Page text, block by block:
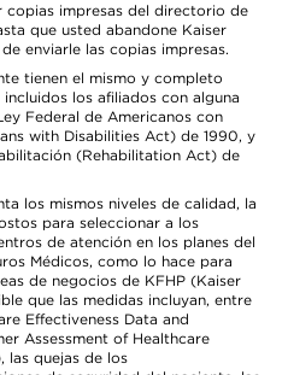
impresas del directorio de
que usted abandone Kaiser
enviarle las copias impresas.
tienen el mismo y completo
los afiliados con alguna
Federal de Americanos con
with Disabilities Act) de 1990, y
(Rehabilitation Act) de
los mismos niveles de calidad, la
para seleccionar a los
de atención en los planes del
Médicos, como lo hace para
de negocios de KFHP (Kaiser
que las medidas incluyan, entre
Effectiveness Data and
Assessment of Healthcare
las quejas de los